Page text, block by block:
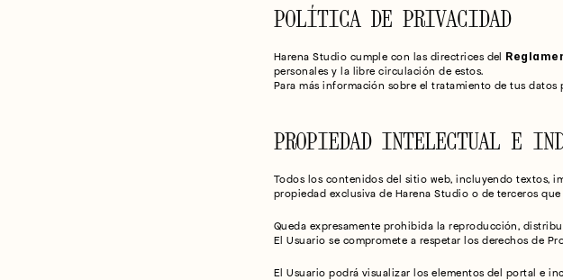
POLÍTICA DE PRIVACIDAD
Harena Studio cumple con las directrices del
personales y la libre circulación de estos.
Para más información sobre el tratamiento de tus
PROPIEDAD INTELECTUAL E
Todos los contenidos del sitio web, incluyendo textos,
propiedad exclusiva de Harena Studio o de terceros
Queda expresamente prohibida la reproducción,
El Usuario se compromete a respetar los derechos de
El Usuario podrá visualizar los elementos del portal e